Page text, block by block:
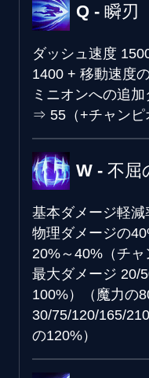
Q - 瞬刃
ダッシュ速度
1400 + 移動速度
ミニオンへの追
⇒ 55（+チャンピ
W - 不屈
基本ダメージ軽減
物理ダメージの
20%～40%（チャ
最大ダメージ 20/
100%）（魔力の
30/75/120/165/
の120%）